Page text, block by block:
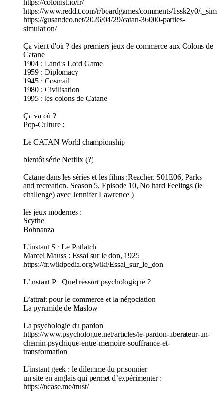
https://colonist.io/fr/
https://www.reddit.com/r/boardgames/comments/1ssk2y0/
https://gusandco.net/2026/04/29/catan-36000-parties-
simulation/
Ça vient d'où ? des premiers jeux de commerce aux Colons de
Catane
1904 : Land’s Lord Game
1959 : Diplomacy
1945 : Cosmail
1980 : Civilisation
1995 : les colons de Catane
Ça va où ?
Pop-Culture :
Le CATAN World championship
bientôt série Netflix (?)
Catane dans les séries et les films :Reacher. S01E06, Parks
and recreation. Season 5, Episode 10, No hard Feelings (le
challenge) avec Jennifer Lawrence )
les jeux modernes :
Scythe
Bohnanza
L'instant S : Le Potlatch
Marcel Mauss : Essai sur le don, 1925
https://fr.wikipedia.org/wiki/Essai_sur_le_don
L’instant P - Quel ressort psychologique ?
L’attrait pour le commerce et la négociation
La pyramide de Maslow
La psychologie du pardon
https://www.psychologue.net/articles/le-pardon-liberateur-un-
chemin-psychique-entre-memoire-souffrance-et-
transformation
L'instant geek : le dilemme du prisonnier
un site en anglais qui permet d’expérimenter :
https://ncase.me/trust/